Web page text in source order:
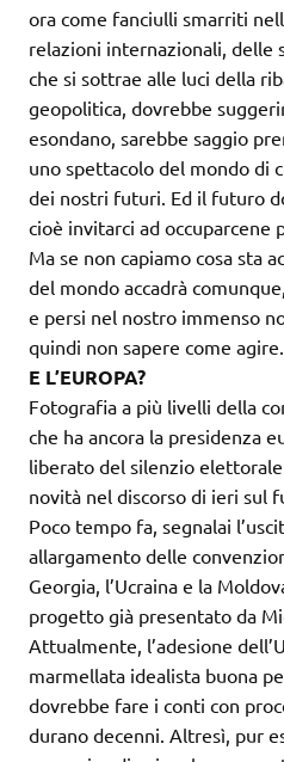
ora come fanciulli smarriti
relazioni internazionali, delle
che si sottrae alle luci della
geopolitica, dovrebbe
esondano, sarebbe saggio
uno spettacolo del mondo di
dei nostri futuri. Ed il futuro
cioè invitarci ad occuparcene
Ma se non capiamo cosa sta
del mondo accadrà
e persi nel nostro immenso
quindi non sapere come agire.
E L’EUROPA?
Fotografia a più livelli della
che ha ancora la presidenza
liberato del silenzio
novità nel discorso di ieri sul
Poco tempo fa, segnalai
allargamento delle
Georgia, l’Ucraina e la
progetto già presentato da
Attualmente, l’adesione
marmellata idealista buona
dovrebbe fare i conti con
durano decenni. Altresì, pur